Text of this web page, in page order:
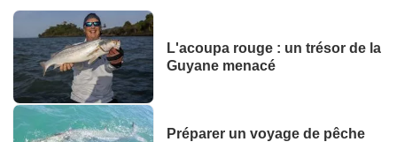
L'acoupa rouge : un trésor de la
Guyane menacé
Préparer un voyage de pêche